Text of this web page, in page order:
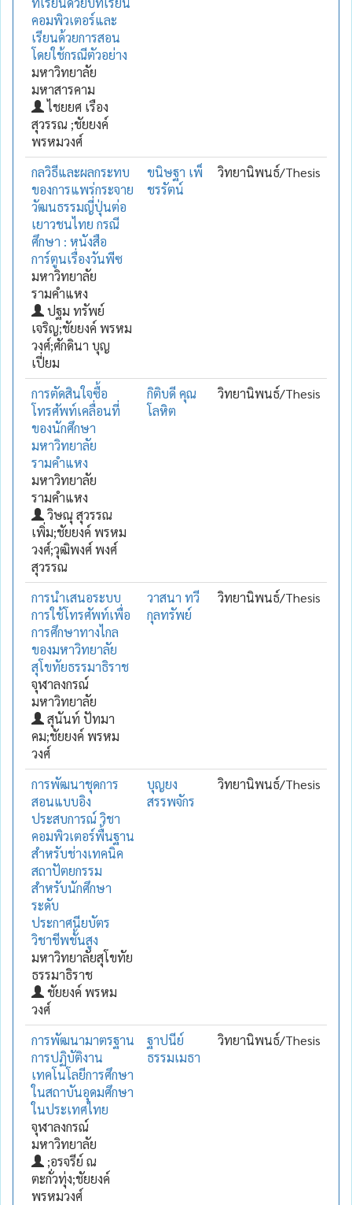
คอมพิวเตอร์และ
เรียนด้วยการสอน
โดยใช้กรณีตัวอย่าง
มหาวิทยาลัย
มหาสารคาม
ไชยยศ เรือง
สุวรรณ ;ชัยยงค์
พรหมวงศ์
กลวิธีและผลกระทบ
ของการแพร่กระจาย
วัฒนธรรมญี่ปุ่นต่อ
เยาวชนไทย กรณี
ศึกษา : หนังสือ
การ์ตูนเรื่องวันพีซ
มหาวิทยาลัย
รามคำแหง
ปฐม ทรัพย์
เจริญ;ชัยยงค์ พรหม
วงศ์;ศักดินา บุญ
เปี่ยม
ขนิษฐา เพ็
ชรรัตน์
วิทยานิพนธ์/Thesis
การตัดสินใจซื้อ
โทรศัพท์เคลื่อนที่
ของนักศึกษา
มหาวิทยาลัย
รามคำแหง
มหาวิทยาลัย
รามคำแหง
วิษณุ สุวรรณ
เพิ่ม;ชัยยงค์ พรหม
วงศ์;วุฒิพงศ์ พงศ์
สุวรรณ
กิติบดี คุณ
โลหิต
วิทยานิพนธ์/Thesis
การนำเสนอระบบ
การใช้โทรศัพท์เพื่อ
การศึกษาทางไกล
ของมหาวิทยาลัย
สุโขทัยธรรมาธิราช
จุฬาลงกรณ์
มหาวิทยาลัย
สุนันท์ ปัทมา
คม;ชัยยงค์ พรหม
วงศ์
วาสนา ทวี
กุลทรัพย์
วิทยานิพนธ์/Thesis
การพัฒนาชุดการ
สอนแบบอิง
ประสบการณ์ วิชา
คอมพิวเตอร์พื้นฐาน
สำหรับช่างเทคนิค
สถาปัตยกรรม
สำหรับนักศึกษา
ระดับ
ประกาศนียบัตร
วิชาชีพชั้นสูง
มหาวิทยาลัยสุโขทัย
ธรรมาธิราช
ชัยยงค์ พรหม
วงศ์
บุญยง
สรรพจักร
วิทยานิพนธ์/Thesis
การพัฒนามาตรฐาน
การปฏิบัติงาน
เทคโนโลยีการศึกษา
ในสถาบันอุดมศึกษา
ในประเทศไทย
จุฬาลงกรณ์
มหาวิทยาลัย
;อรจรีย์ ณ
ตะกั่วทุ่ง;ชัยยงค์
พรหมวงศ์
ฐาปนีย์
ธรรมเมธา
วิทยานิพนธ์/Thesis